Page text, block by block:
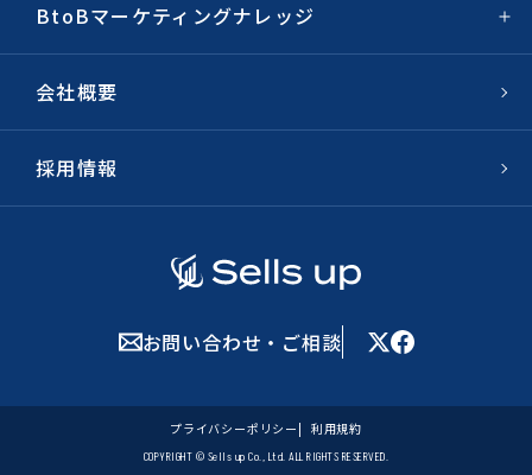
BtoBマーケティングナレッジ
会社概要
採用情報
お問い合わせ・ご相談
COPYRIGHT © Sells up Co., Ltd. ALL RIGHTS RESERVED.
プライバシーポリシー 利用規約